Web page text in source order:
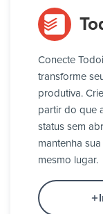
Conecte
transforme
produtiva.
partir do que
status sem
mantenha
mesmo lugar.